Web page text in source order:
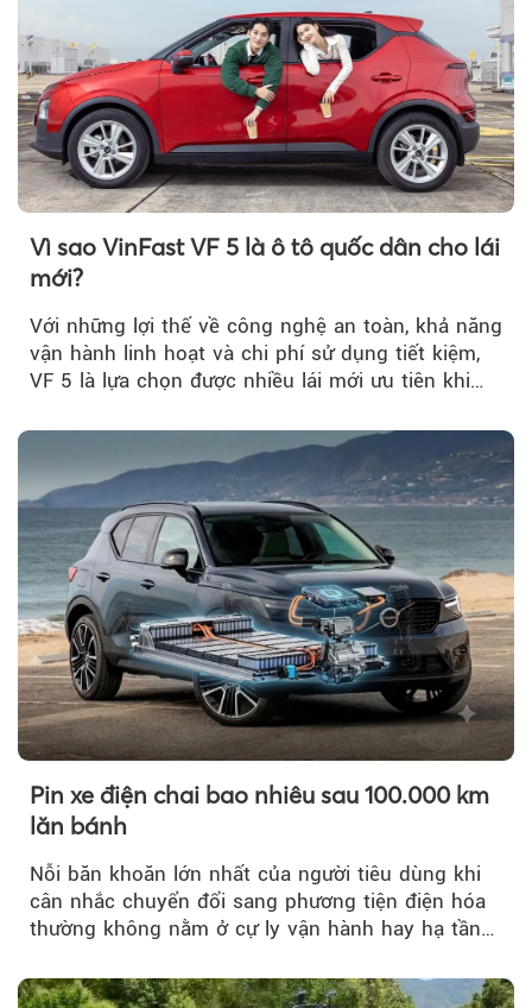
Theo
Vì sao VinFast VF 5 là ô tô quốc dân cho lái
mới?
Với những lợi thế về công nghệ an toàn, khả năng
vận hành linh hoạt và chi phí sử dụng tiết kiệm,
VF 5 là lựa chọn được nhiều lái mới ưu tiên khi
Pin xe điện chai bao nhiêu sau 100.000 km
lăn bánh
Nỗi băn khoăn lớn nhất của người tiêu dùng khi
cân nhắc chuyển đổi sang phương tiện điện hóa
thường không nằm ở cự ly vận hành hay hạ tầng